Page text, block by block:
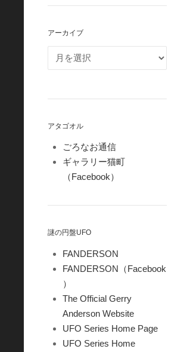
アーカイブ
アタゴオル
ごろなお通信
ギャラリー猫町
（Facebook）
謎の円盤UFO
FANDERSON
FANDERSON（Facebook
）
The Official Gerry
Anderson Website
UFO Series Home Page
UFO Series Home